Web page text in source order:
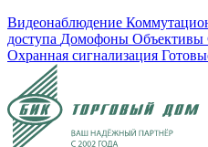
Видеонаблюдение
доступа Домофоны Объективы
Охранная сигнализация